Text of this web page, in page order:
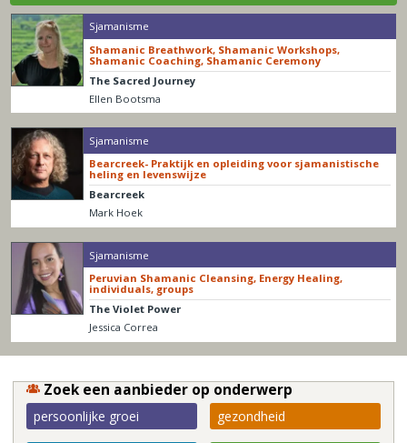
Sjamanisme
Shamanic Breathwork, Shamanic Workshops,
Shamanic Coaching, Shamanic Ceremony
The Sacred Journey
Ellen Bootsma
Sjamanisme
Bearcreek- Praktijk en opleiding voor sjamanistische
heling en levenswijze
Bearcreek
Mark Hoek
Sjamanisme
Peruvian Shamanic Cleansing, Energy Healing,
individuals, groups
The Violet Power
Jessica Correa
Zoek een aanbieder op onderwerp
persoonlijke groei gezondheid